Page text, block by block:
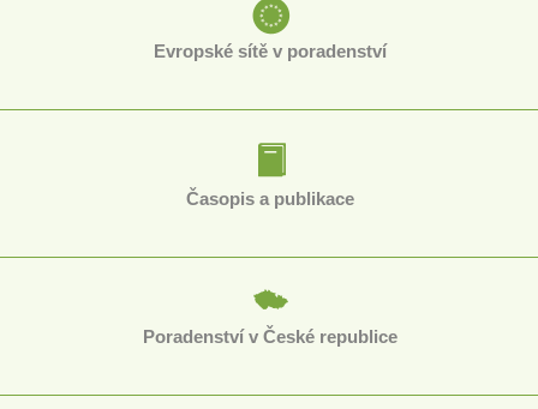
Evropské sítě v poradenství
Časopis a publikace
Poradenství v České republice